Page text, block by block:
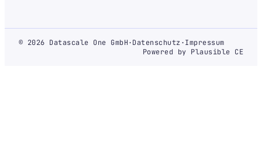
© 2026 Datascale One GmbH·Datenschutz·Impressum
Powered by Plausible CE